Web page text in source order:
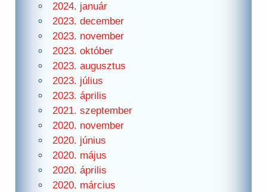
2024. január
2023. december
2023. november
2023. október
2023. augusztus
2023. július
2023. április
2021. szeptember
2020. november
2020. június
2020. május
2020. április
2020. március